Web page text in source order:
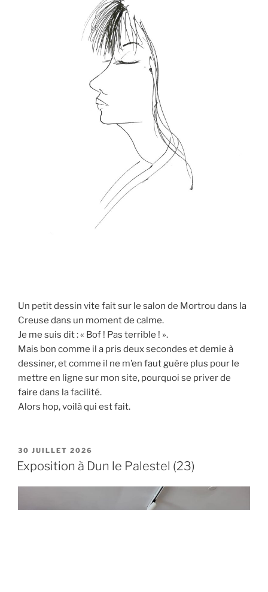
Un petit dessin vite fait sur le salon de Mortrou dans la
Creuse dans un moment de calme.
Je me suis dit : « Bof ! Pas terrible ! ».
Mais bon comme il a pris deux secondes et demie à
dessiner, et comme il ne m’en faut guère plus pour le
mettre en ligne sur mon site, pourquoi se priver de
faire dans la facilité.
Alors hop, voilà qui est fait.
PUBLIÉ
LE
30 JUILLET 2026
Exposition à Dun le Palestel (23)